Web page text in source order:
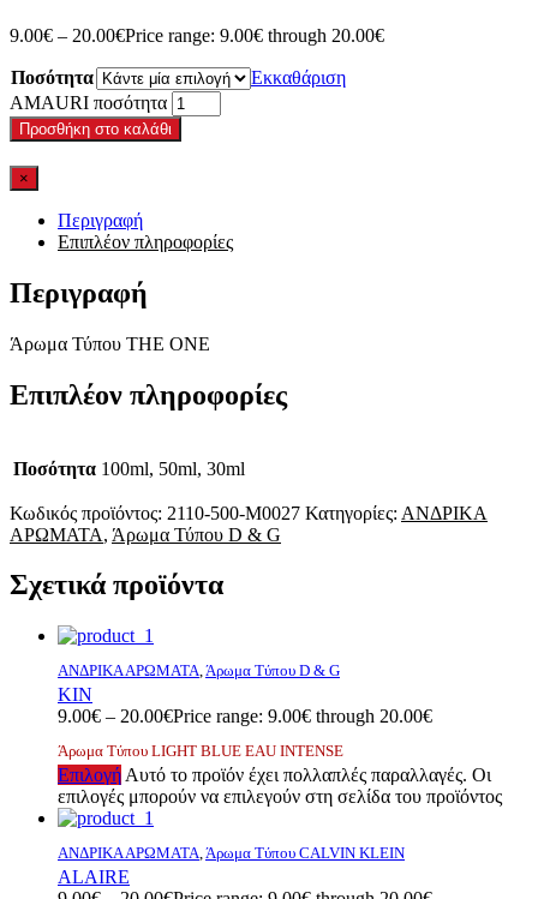
9.00€ – 20.00€Price range: 9.00€ through 20.00€
Ποσότητα
Εκκαθάριση
AMAURI ποσότητα
Προσθήκη στο καλάθι
×
Περιγραφή
Επιπλέον πληροφορίες
Περιγραφή
Άρωμα Τύπου ΤΗΕ ΟΝΕ
Επιπλέον πληροφορίες
Ποσότητα 100ml, 50ml, 30ml
Κωδικός προϊόντος: 2110-500-M0027 Κατηγορίες: ΑΝΔΡΙΚΑ
ΑΡΩΜΑΤΑ, Άρωμα Τύπου D & G
Σχετικά προϊόντα
ΑΝΔΡΙΚΑ ΑΡΩΜΑΤΑ,Άρωμα Τύπου D & G
KIN
9.00€ – 20.00€Price range: 9.00€ through 20.00€
Άρωμα Τύπου LIGHT BLUE EAU INTENSE
Επιλογή Αυτό το προϊόν έχει πολλαπλές παραλλαγές. Οι
επιλογές μπορούν να επιλεγούν στη σελίδα του προϊόντος
ΑΝΔΡΙΚΑ ΑΡΩΜΑΤΑ,Άρωμα Τύπου CALVIN KLEIN
ALAIRE